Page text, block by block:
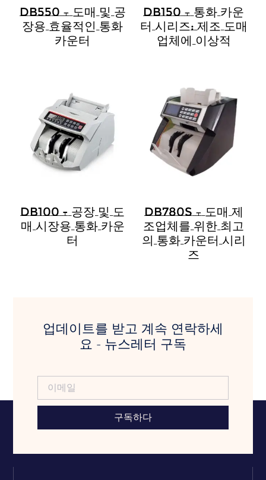
DB550 – 도매 및 공
장용 효율적인 통화
카운터
DB150 – 통화 카운
터 시리즈: 제조 도매
업체에 이상적
DB100 - 공장 및 도
매 시장용 통화 카운
터
DB780S – 도매 제
조업체를 위한 최고
의 통화 카운터 시리
즈
업데이트를 받고 계속 연락하세
요 - 뉴스레터 구독
구독하다